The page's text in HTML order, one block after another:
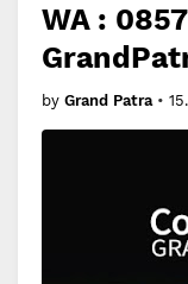
WA :
by Grand Patra •